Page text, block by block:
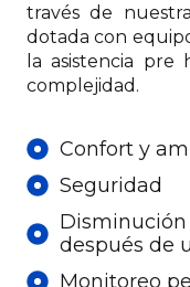
través de
dotada con
la asistencia pre
complejidad.
Confort y
Seguridad
Disminución
después de
Monitoreo